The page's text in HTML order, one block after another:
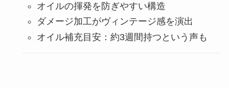
オイルの揮発を防ぎやすい構造
ダメージ加工がヴィンテージ感を演出
オイル補充目安：約3週間持つという声も